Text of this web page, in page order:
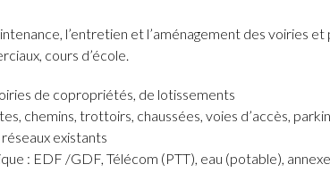
l’entretien et l’aménagement des voiries et
cours d’école.
de copropriétés, de lotissements
chemins, trottoirs, chaussées, voies d’accès,
existants
: EDF /GDF, Télécom (PTT), eau (potable),